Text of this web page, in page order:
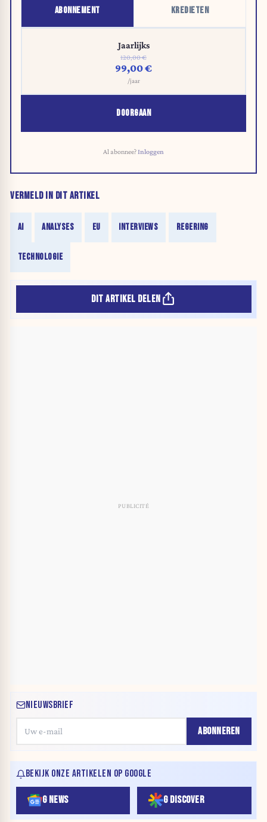
ABONNEMENT KREDIETEN
Jaarlijks
120,00 €
99,00 €
/jaar
DOORGAAN
Al abonnee?Inloggen
VERMELD IN DIT ARTIKEL
AI ANALYSES EU INTERVIEWS REGERING
TECHNOLOGIE
DIT ARTIKEL DELEN
NIEUWSBRIEF
ABONNEREN
BEKIJK ONZE ARTIKELEN OP GOOGLE
G NEWS G DISCOVER